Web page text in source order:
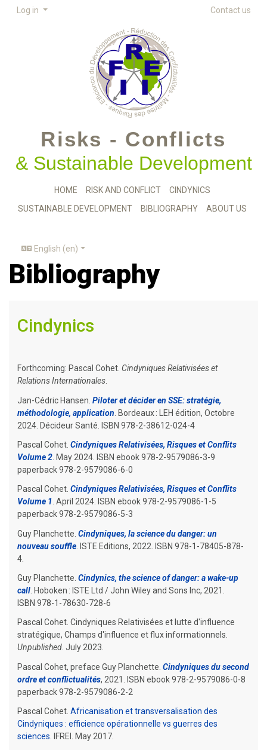
Log in Contact us
Risks - Conflicts
& Sustainable Development
HOME RISK AND CONFLICT
CINDYNICS
SUSTAINABLE DEVELOPMENT
BIBLIOGRAPHY ABOUT US
English (en)
Bibliography
Cindynics
Forthcoming: Pascal Cohet. Cindyniques Relativisées et
Relations Internationales.
Jan-Cédric Hansen. Piloter et décider en SSE: stratégie,
méthodologie, application . Bordeaux : LEH édition, Octobre
2024. Décideur Santé. ISBN 978-2-38612-024-4
Pascal Cohet. Cindyniques Relativisées, Risques et Conflits
Volume 2 . May 2024. ISBN ebook 978-2-9579086-3-9
paperback 978-2-9579086-6-0
Pascal Cohet. Cindyniques Relativisées, Risques et Conflits
Volume 1. April 2024. ISBN ebook 978-2-9579086-1-5
paperback 978-2-9579086-5-3
Guy Planchette. Cindyniques, la science du danger: un
nouveau souffle . ISTE Editions, 2022. ISBN 978-1-78405-878-
4.
Guy Planchette Cindynics, the science of danger: a wake-up
call . Hoboken : ISTE Ltd / John Wiley and Sons Inc, 2021.
ISBN 978-1-78630-728-6
Pascal Cohet. Cindyniques Relativisées et lutte d'influence
stratégique, Champs d'influence et flux informationnels.
Unpublished. July 2023.
Pascal Cohet, preface Guy Planchette. Cindyniques du second
ordre et conflictualités, 2021. ISBN ebook978-2-9579086-0-8
paperback978-2-9579086-2-2
Pascal Cohet. Africanisation et transversalisation des
Cindyniques : efficience opérationnelle vs guerres des
sciences . IFREI. May 2017.